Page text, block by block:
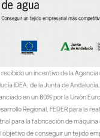
recibido un incentivo de la
IDEA, de la Junta de
en un 80% por la Unión
Regional, FEDER para la
para la fabricación de
objetivo de conseguir un tejido